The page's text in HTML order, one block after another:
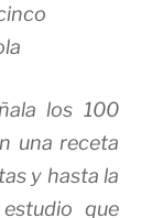
los 100
una receta
y hasta la
que